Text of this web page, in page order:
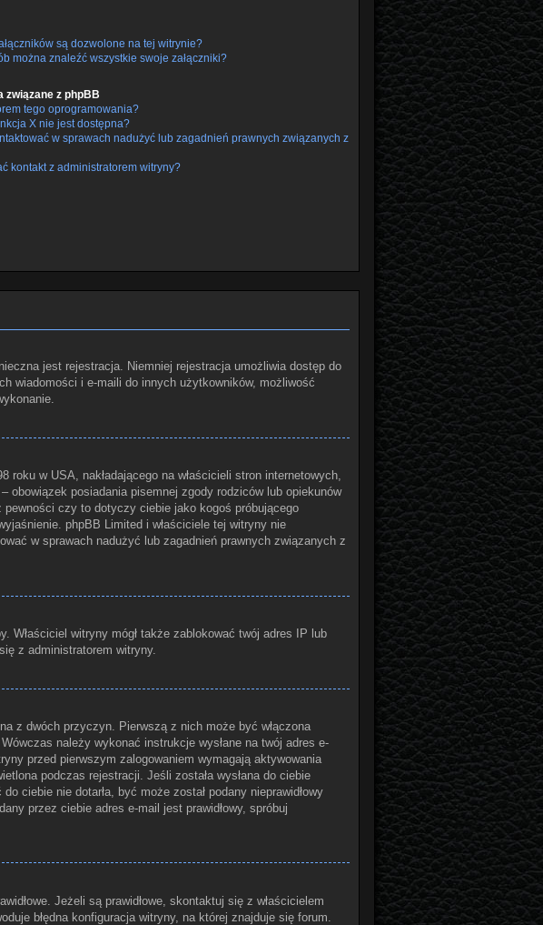
są dozwolone na tej witrynie?
można znaleźć wszystkie swoje załączniki?
związane z phpBB
tego oprogramowania?
X nie jest dostępna?
w sprawach nadużyć lub zagadnień prawnych związanych z
kontakt z administratorem witryny?
jest rejestracja. Niemniej rejestracja umożliwia dostęp do
wiadomości i e-maili do innych użytkowników, możliwość
w USA, nakładającego na właścicieli stron internetowych,
obowiązek posiadania pisemnej zgody rodziców lub opiekunów
czy to dotyczy ciebie jako kogoś próbującego
phpBB Limited i właściciele tej witryny nie
w sprawach nadużyć lub zagadnień prawnych związanych z
Właściciel witryny mógł także zablokować twój adres IP lub
z administratorem witryny.
z dwóch przyczyn. Pierwszą z nich może być włączona
należy wykonać instrukcje wysłane na twój adres e-
przed pierwszym zalogowaniem wymagają aktywowania
podczas rejestracji. Jeśli została wysłana do ciebie
ciebie nie dotarła, być może został podany nieprawidłowy
przez ciebie adres e-mail jest prawidłowy, spróbuj
Jeżeli są prawidłowe, skontaktuj się z właścicielem
błędna konfiguracja witryny, na której znajduje się forum.